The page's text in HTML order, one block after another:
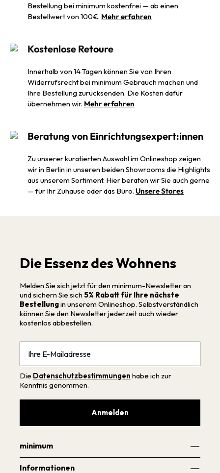
Bestellung bei minimum kostenfrei — ab einen
Bestellwert von 100€. Mehr erfahren
Kostenlose Retoure
Innerhalb von 14 Tagen können Sie von Ihren
Widerrufsrecht bei minimum Gebrauch machen und
Ihre Bestellung zurücksenden. Die Kosten dafür
übernehmen wir. Mehr erfahren
Beratung von Einrichtungsexpert:innen
Zu unserer kuratierten Auswahl im Onlineshop zeigen
wir in Berlin in unseren beiden Showrooms die Highlights
aus unserem Sortiment. Hier beraten wir Sie auch gerne
— für Ihr Zuhause oder das Büro. Unsere Stores
Die Essenz des Wohnens
Melden Sie sich jetzt für den minimum-Newsletter an
und sichern Sie sich 5% Rabatt für Ihre nächste
Bestellungin unserem Onlineshop. Selbstverständlich
können Sie den Newsletter jederzeit auch wieder
kostenlos abbestellen.
Die Datenschutzbestimmungen habe ich zur
Kenntnis genommen.
Anmelden
minimum
Informationen